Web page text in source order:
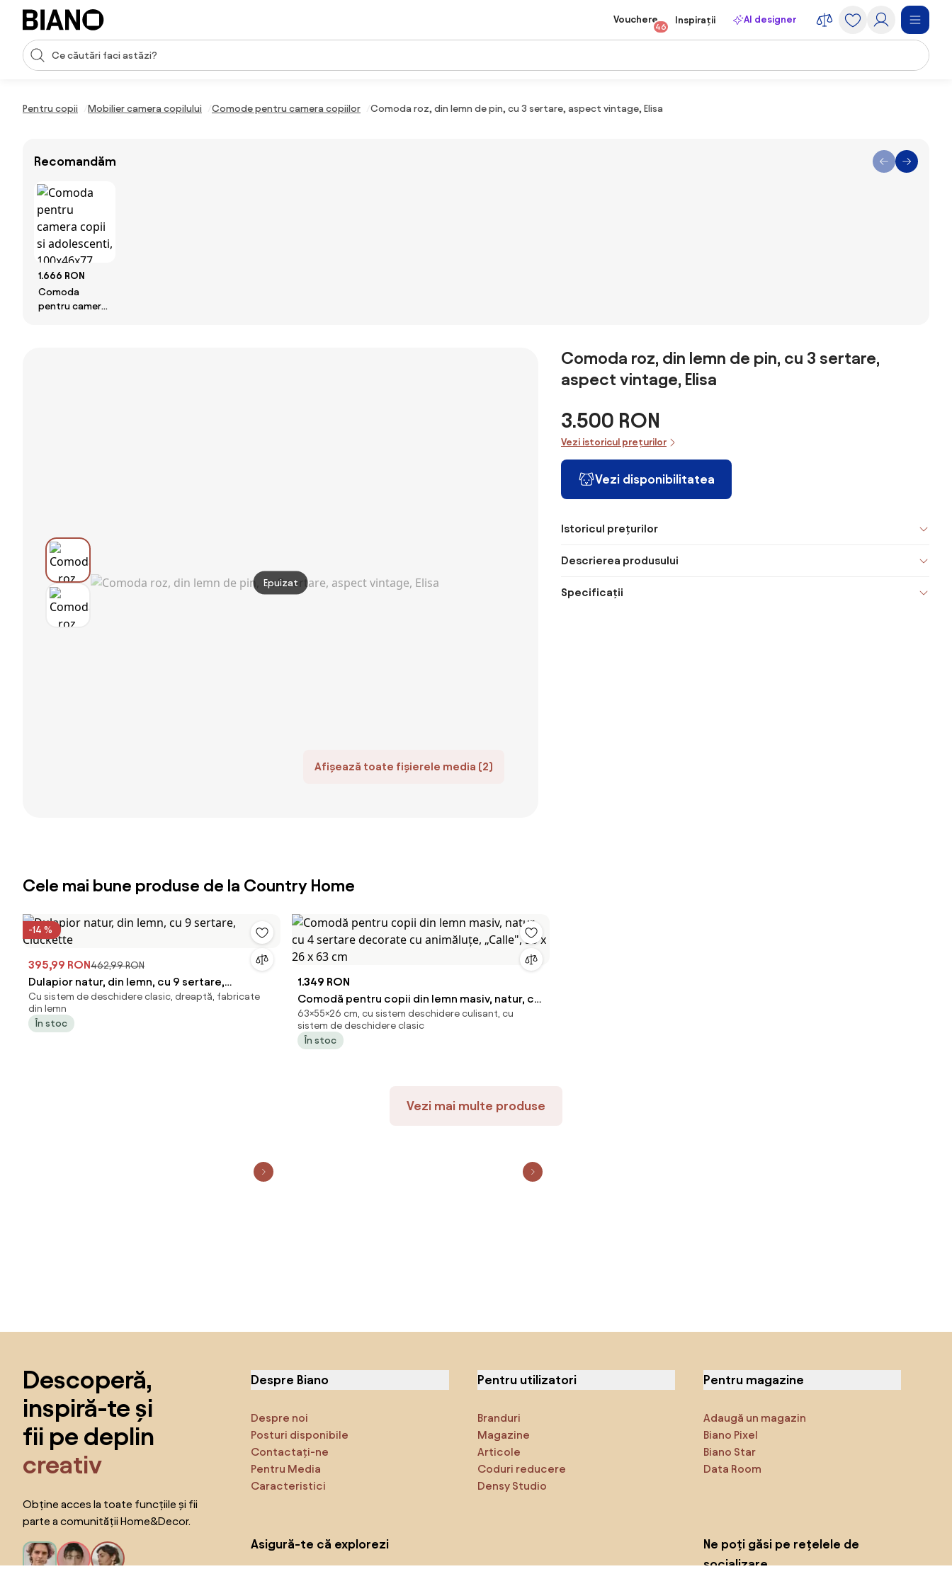
Sari peste navigare, accesează conținutul
Introducerea căutării
Vouchere
46
Inspirații AI designer
Pentru copii Mobilier camera copilului Comode pentru camera copiilor Comoda roz, din lemn de pin, cu 3 sertare, aspect vintage, Elisa
Recomandăm
1.666 RON
Comoda
pentru camera
Afișează toate fișierele media (2)
Epuizat
Comoda roz, din lemn de pin, cu 3 sertare,
aspect vintage, Elisa
3.500 RON
Vezi istoricul prețurilor
Vezi disponibilitatea
Istoricul prețurilor
Descrierea produsului
Specificații
Cele mai bune produse de la Country Home
-14 %
395,99 RON462,99 RON
Dulapior natur, din lemn, cu 9 sertare,
Cluckette
Cu sistem de deschidere clasic, dreaptă, fabricate
din lemn
În stoc
1.349 RON
Comodă pentru copii din lemn masiv, natur, cu
4 sertare decorate cu animăluțe, „Calle", 55 x
26 x 63 cm
63×55×26 cm, cu sistem deschidere culisant, cu
sistem de deschidere clasic
În stoc
Vezi mai multe produse
Descoperă,
inspiră-te și
fii pe deplin
creativ
Obține acces la toate funcțiile și fii
parte a comunității Home&Decor.
Despre Biano
Despre noi
Posturi disponibile
Contactați-ne
Pentru Media
Caracteristici
Pentru utilizatori
Branduri
Magazine
Articole
Coduri reducere
Densy Studio
Pentru magazine
Adaugă un magazin
Biano Pixel
Biano Star
Data Room
Asigură-te că explorezi
Ne poți găsi pe rețelele de
socializare